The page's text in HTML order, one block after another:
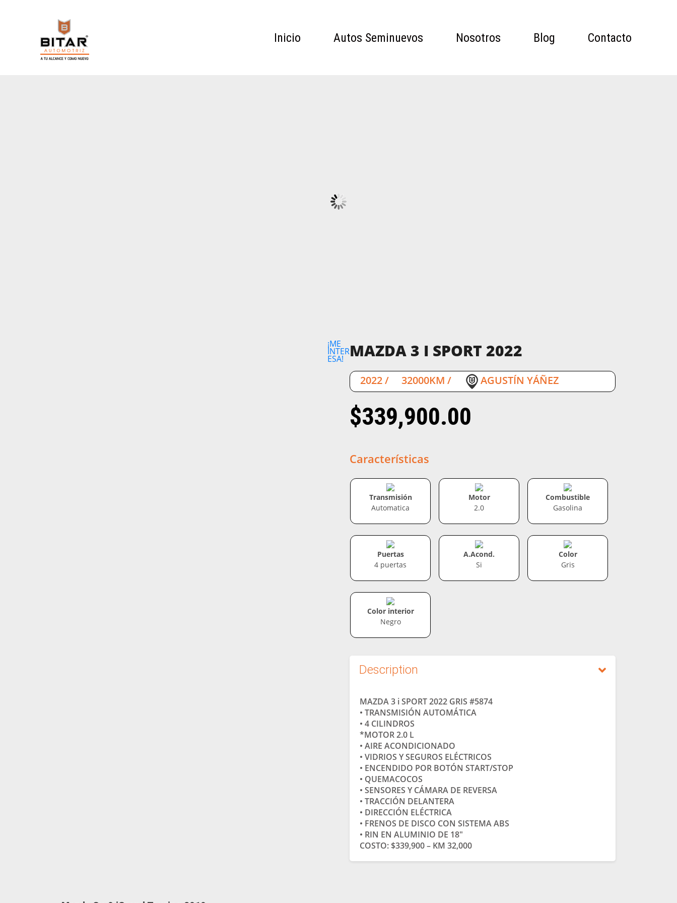
Inicio Autos Seminuevos Nosotros Blog Contacto
MAZDA 3 I SPORT 2022
2022/ 32000KM / AGUSTÍN YÁÑEZ
$339,900.00
Características
Transmisión
Automatica
Motor
2.0
Combustible
Gasolina
Puertas
4 puertas
A.Acond.
Si
Color
Gris
Color interior
Negro
Description
MAZDA 3 i SPORT 2022 GRIS #5874
• TRANSMISIÓN AUTOMÁTICA
• 4 CILINDROS
*MOTOR 2.0 L
• AIRE ACONDICIONADO
• VIDRIOS Y SEGUROS ELÉCTRICOS
• ENCENDIDO POR BOTÓN START/STOP
• QUEMACOCOS
• SENSORES Y CÁMARA DE REVERSA
• TRACCIÓN DELANTERA
• DIRECCIÓN ELÉCTRICA
• FRENOS DE DISCO CON SISTEMA ABS
• RIN EN ALUMINIO DE 18″
COSTO: $339,900 – KM 32,000
¡ME
INTER
ESA!